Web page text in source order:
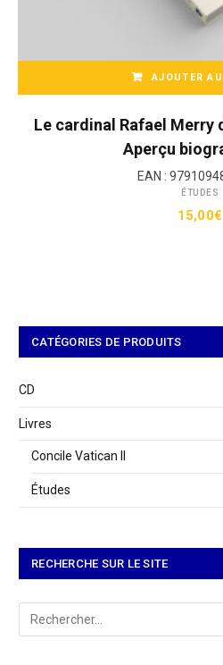
AJOUTER
Le cardinal Rafael Merry
Aperçu
EAN :
ÉTUDES
15,00€
CATÉGORIES DE PRODUITS
CD
Livres
Concile Vatican II
Études
RECHERCHE SUR LE SITE